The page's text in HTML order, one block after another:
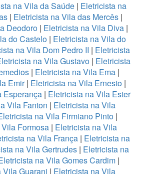
na Vila da Saúde| Eletricista na
| Eletricista na Vila das Mercês |
Deodoro| Eletricista na Vila Diva|
do Castelo| Eletricista na Vila do
na Vila Dom Pedro II | Eletricista
na Vila Gustavo| Eletricista
| Eletricista na Vila Ema |
Emir| Eletricista na Vila Ernesto |
Esperança | Eletricista na Vila Ester
Vila Fanton | Eletricista na Vila
na Vila Firmiano Pinto|
Formosa| Eletricista na Vila
na Vila França | Eletricista na
na Vila Gertrudes | Eletricista na
na Vila Gomes Cardim |
Vila Guarani | Eletricista na Vila